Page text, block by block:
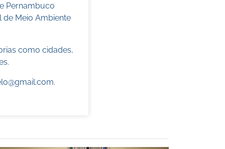
Pernambuco
de Meio Ambiente
como cidades,
.